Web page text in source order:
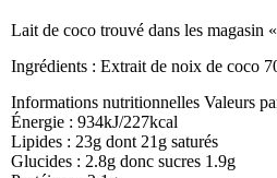
Lait de coco trouvé dans les magasin
Ingrédients : Extrait de noix de coco
Informations nutritionnelles Valeurs
Énergie : 934kJ/227kcal
Lipides : 23g dont 21g saturés
Glucides : 2.8g donc sucres 1.9g